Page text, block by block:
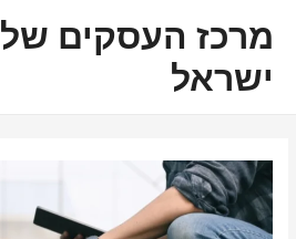
לתוכןמרכז העסקים של
ישראל